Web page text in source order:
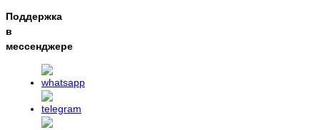
Поддержка
в
мессенджере